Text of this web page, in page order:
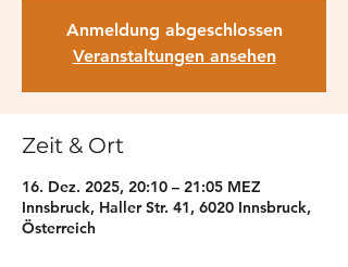
Anmeldung abgeschlossen
Veranstaltungen ansehen
Zeit & Ort
16. Dez. 2025, 20:10 – 21:05 MEZ
Innsbruck, Haller Str. 41, 6020 Innsbruck,
Österreich